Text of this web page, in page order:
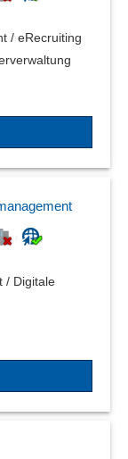
/ eRecruiting
/ Digitale